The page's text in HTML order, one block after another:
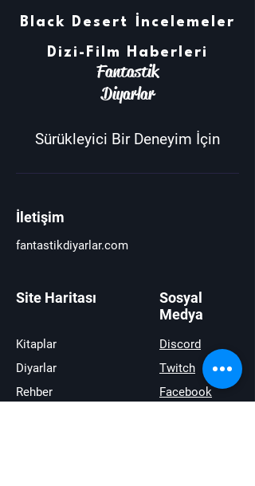
Black Desert İncelemeler
Dizi-Film Haberleri
Fantastik
Diyarlar
Sürükleyici Bir Deneyim İçin
İletişim
fantastikdiyarlar.com
Site Haritası
Sosyal
Medya
Kitaplar
Diyarlar
Rehber
Discord
Twitch
Facebook